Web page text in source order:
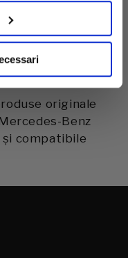
originale
Benz
și compatibile